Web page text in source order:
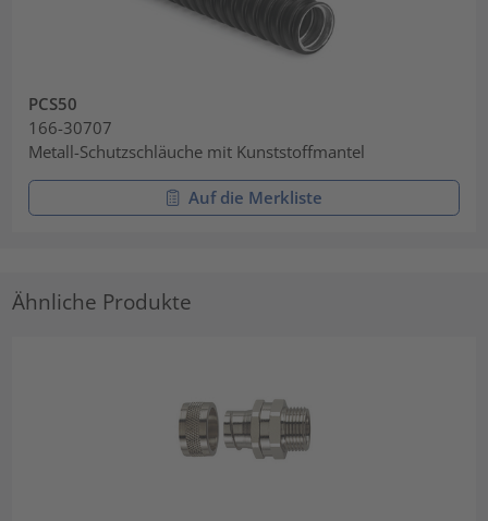
PCS50
166-30707
Metall-Schutzschläuche mit Kunststoffmantel
Auf die Merkliste
Ähnliche Produkte